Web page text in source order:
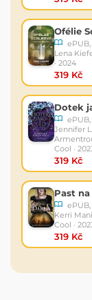
ePUB,
Lena
· 2024
319 Kč
Dotek
ePUB,
Jennifer L.
Cool ·
319 Kč
Past
ePUB,
Kerri
Cool ·
319 Kč